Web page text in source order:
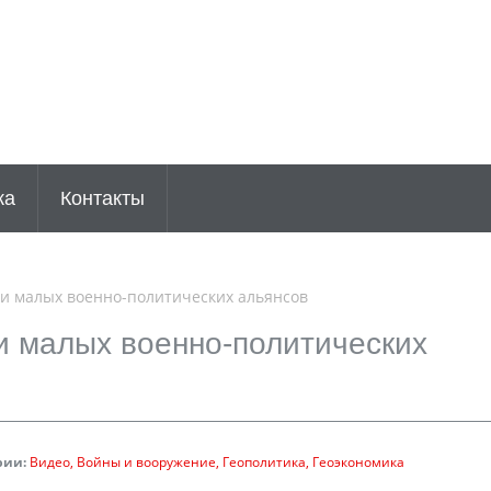
Контакты
малых военно-политических альянсов
малых военно-политических
Видео Войны и вооружение Геополитика Геоэкономика